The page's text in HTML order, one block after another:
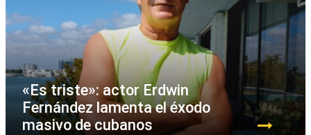
«Es triste»: actor Erdwin
Fernández lamenta el éxodo
masivo de cubanos